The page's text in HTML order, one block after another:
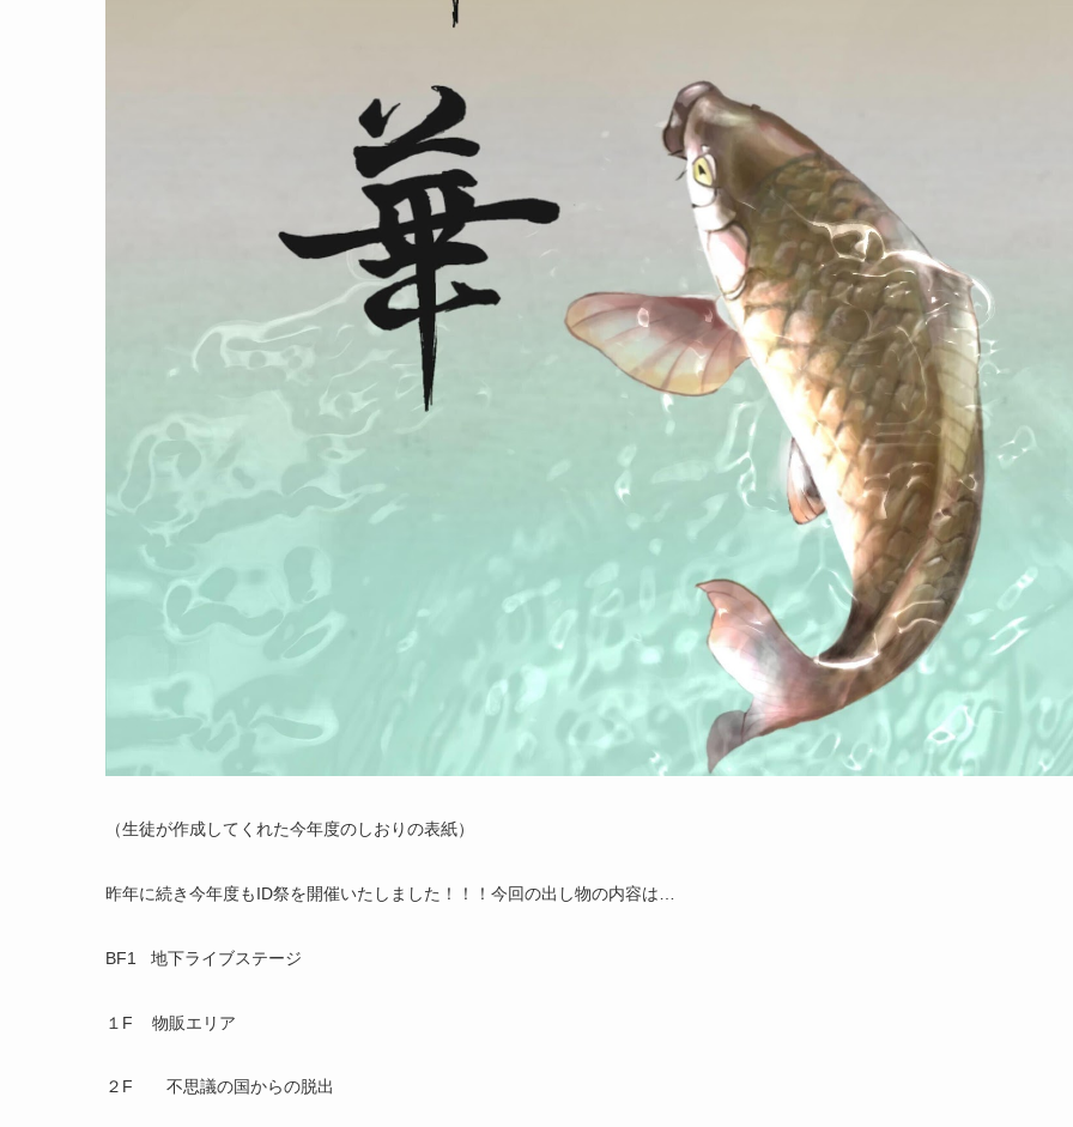
（生徒が作成してくれた今年度のしおりの表紙）
昨年に続き今年度もID祭を開催いたしました！！！今回の出し物の内容は…
BF1 地下ライブステージ
１F 物販エリア
２F 不思議の国からの脱出